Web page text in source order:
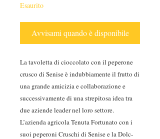
Esaurito
Avvisami quando è disponibile
La tavoletta di cioccolato con il peperone
crusco di Senise è indubbiamente il frutto di
una grande amicizia e collaborazione e
successivamente di una strepitosa idea tra
due aziende leader nel loro settore.
L’azienda agricola Tenuta Fortunato con i
suoi peperoni Cruschi di Senise e la Dolc-